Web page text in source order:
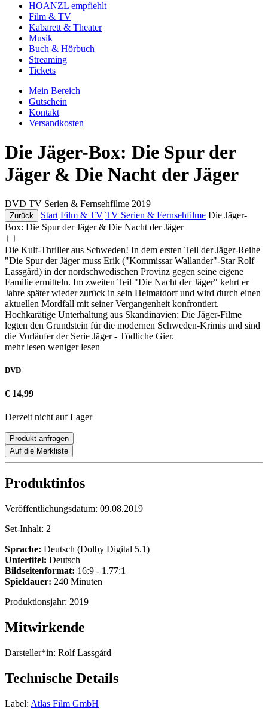
HOANZL empfiehlt
Film & TV
Kabarett & Theater
Musik
Buch & Hörbuch
Streaming
Tickets
Mein Bereich
Gutschein
Kontakt
Versandkosten
Die Jäger-Box: Die Spur der
Jäger & Die Nacht der Jäger
DVD TV Serien & Fernsehfilme 2019
Zurück Start Film & TV TV Serien & Fernsehfilme Die Jäger-
Box: Die Spur der Jäger & Die Nacht der Jäger
Die Kult-Thriller aus Schweden! In dem ersten Teil der Jäger-Reihe
"Die Spur der Jäger muss Erik ("Kommissar Wallander"-Star Rolf
Lassgård) in der nordschwedischen Provinz gegen seine eigene
Familie ermitteln. Im zweiten Teil "Die Nacht der Jäger" kehrt er
Jahre später wieder zurück in sein Heimatdorf und wird durch einen
aktuellen Mordfall mit seiner Vergangenheit konfrontiert.
Hochkarätige Unterhaltung aus Skandinavien: Die Jäger-Filme
legten den Grundstein für die modernen Schweden-Krimis und sind
die Vorläufer der Serie Jäger - Tödliche Gier.
mehr lesen weniger lesen
DVD
€ 14,99
Derzeit nicht auf Lager
Produkt anfragen
Auf die Merkliste
Produktinfos
Veröffentlichungsdatum: 09.08.2019
Set-Inhalt: 2
Sprache: Deutsch (Dolby Digital 5.1)
Untertitel: Deutsch
Bildseitenformat: 16:9 - 1.77:1
Spieldauer: 240 Minuten
Produktionsjahr: 2019
Mitwirkende
Darsteller*in: Rolf Lassgård
Technische Details
Label: Atlas Film GmbH